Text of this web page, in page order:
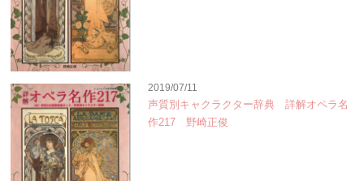
2019/07/11
声質別キャクラクター辞典 詳解オペラ名
作217 野崎正俊